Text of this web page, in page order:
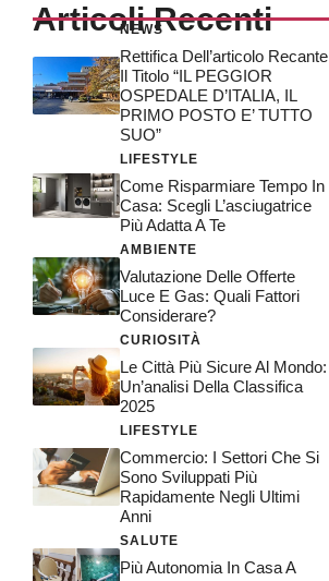
Articoli Recenti
NEWS
Rettifica Dell’articolo Recante
Il Titolo “IL PEGGIOR
OSPEDALE D’ITALIA, IL
PRIMO POSTO E’ TUTTO
SUO”
LIFESTYLE
Come Risparmiare Tempo In
Casa: Scegli L’asciugatrice
Più Adatta A Te
AMBIENTE
Valutazione Delle Offerte
Luce E Gas: Quali Fattori
Considerare?
CURIOSITÀ
Le Città Più Sicure Al Mondo:
Un’analisi Della Classifica
2025
LIFESTYLE
Commercio: I Settori Che Si
Sono Sviluppati Più
Rapidamente Negli Ultimi
Anni
SALUTE
Più Autonomia In Casa A